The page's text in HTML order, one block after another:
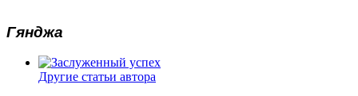
Гянджа
Другие статьи автора